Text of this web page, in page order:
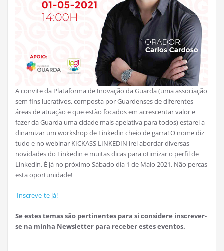
A convite da Plataforma de Inovação da Guarda (uma associação
sem fins lucrativos, composta por Guardenses de diferentes
áreas de atuação e que estão focados em acrescentar valor e
fazer da Guarda uma cidade mais apelativa para todos) estarei a
dinamizar um workshop de Linkedin cheio de garra! O nome diz
tudo e no webinar KICKASS LINKEDIN irei abordar diversas
novidades do Linkedin e muitas dicas para otimizar o perfil de
Linkedin. É já no próximo Sábado dia 1 de Maio 2021. Não percas
esta oportunidade!
Inscreve-te já!
Se estes temas são pertinentes para si considere inscrever-
se na minha Newsletter para receber estes eventos.